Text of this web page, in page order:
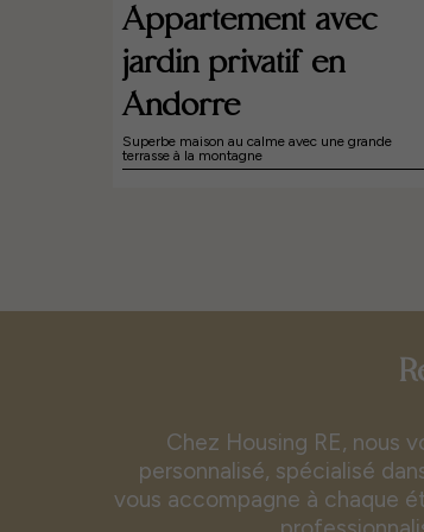
Appartement avec
jardin privatif en
Andorre
Superbe maison au calme avec une grande
terrasse à la montagne
Chez Housing RE, nous
personnalisé, spécialisé
vous accompagne à chaque